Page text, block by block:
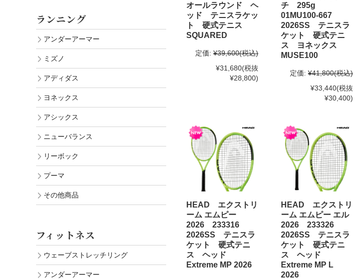
オールラウンド ヘ
ッド テニスラケッ
ト 硬式テニス
SQUARED
定価: ¥39,600(税込)
¥31,680(税抜
¥28,800)
チ 295g
01MU100-667
2026SS テニスラ
ケット 硬式テニ
ス ヨネックス
MUSE100
定価: ¥41,800(税込)
¥33,440(税抜
¥30,400)
HEAD エクストリ
ーム エムピー
2026 233316
2026SS テニスラ
ケット 硬式テニ
ス ヘッド
Extreme MP 2026
HEAD エクストリ
ーム エムピー エル
2026 233326
2026SS テニスラ
ケット 硬式テニ
ス ヘッド
Extreme MP L
2026
ランニング
アンダーアーマー
ミズノ
アディダス
ヨネックス
アシックス
ニューバランス
リーボック
プーマ
その他商品
フィットネス
ウェーブストレッチリング
アンダーアーマー